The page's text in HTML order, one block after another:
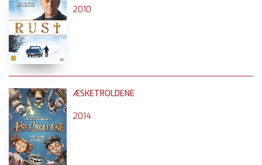
2010
ÆSKETROLDENE
2014